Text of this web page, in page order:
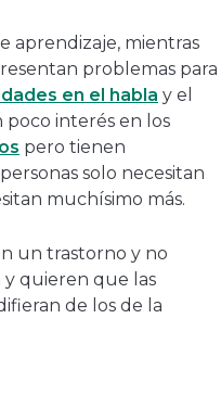
aprendizaje, mientras
problemas para
en el habla y el
poco interés en los
pero tienen
solo necesitan
muchísimo más.
un trastorno y no
y quieren que las
de los de la